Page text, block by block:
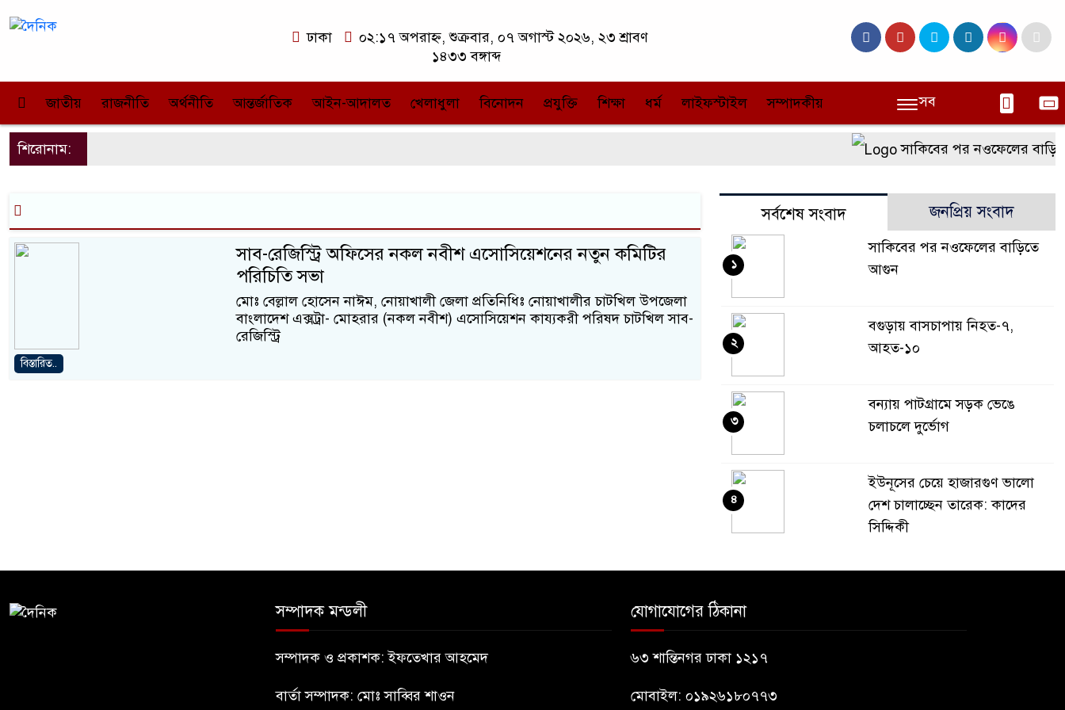
ঢাকা
০২:১৭ অপরাহ্ন, শুক্রবার, ০৭ অগাস্ট ২০২৬, ২৩ শ্রাবণ
১৪৩৩ বঙ্গাব্দ
জাতীয় রাজনীতি অর্থনীতি আন্তর্জাতিক আইন-আদালত খেলাধুলা বিনোদন প্রযুক্তি শিক্ষা ধর্ম লাইফস্টাইল সম্পাদকীয় সব
শিরোনাম: সাকিবের পর নওফেলের
সাব-রেজিস্ট্রি অফিসের নকল নবীশ এসোসিয়েশনের নতুন কমিটির
পরিচিতি সভা
মোঃ বেল্লাল হোসেন নাঈম, নোয়াখালী জেলা প্রতিনিধিঃ নোয়াখালীর চাটখিল উপজেলা
বাংলাদেশ এক্সট্রা- মোহরার (নকল নবীশ) এসোসিয়েশন কায্যকরী পরিষদ চাটখিল সাব-
রেজিস্ট্রি
বিস্তারিত..
সর্বশেষ সংবাদ জনপ্রিয় সংবাদ
সাকিবের পর নওফেলের বাড়িতে
আগুন
১
বগুড়ায় বাসচাপায় নিহত-৭,
আহত-১০
২
বন্যায় পাটগ্রামে সড়ক ভেঙে
চলাচলে দুর্ভোগ
৩
ইউনূসের চেয়ে হাজারগুণ ভালো
দেশ চালাচ্ছেন তারেক: কাদের
সিদ্দিকী
৪
জুলাই জাদুঘরে টিকিট জালিয়াতি!
৬
সম্পাদক মন্ডলী
সম্পাদক ও প্রকাশক: ইফতেখার আহমেদ
বার্তা সম্পাদক: মোঃ সাব্বির শাওন
যোগাযোগের ঠিকানা
৬৩ শান্তিনগর ঢাকা ১২১৭
মোবাইল: ০১৯২৬১৮০৭৭৩